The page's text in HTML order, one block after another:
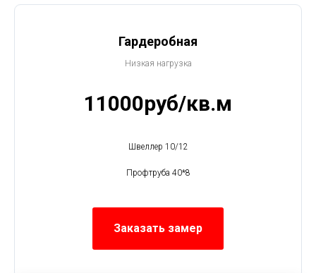
Гардеробная
Низкая нагрузка
11000руб/кв.м
Швеллер 10/12
Профтруба 40*8
Заказать замер